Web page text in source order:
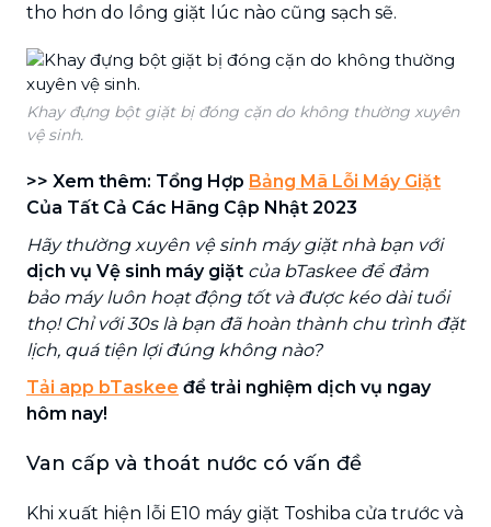
tho hơn do lồng giặt lúc nào cũng sạch sẽ.
Khay đựng bột giặt bị đóng cặn do không thường xuyên
vệ sinh.
>> Xem thêm: Tổng Hợp Bảng Mã Lỗi Máy Giặt
Của Tất Cả Các Hãng Cập Nhật 2023
Hãy thường xuyên vệ sinh máy giặt nhà bạn với
dịch vụ Vệ sinh máy giặt của bTaskee để đảm
bảo máy luôn hoạt động tốt và được kéo dài tuổi
thọ! Chỉ với 30s là bạn đã hoàn thành chu trình đặt
lịch, quá tiện lợi đúng không nào?
Tải app bTaskee để trải nghiệm dịch vụ ngay
hôm nay!
Van cấp và thoát nước có vấn đề
Khi xuất hiện lỗi E10 máy giặt Toshiba cửa trước và